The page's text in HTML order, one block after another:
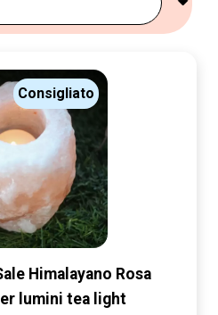
Consigliato
Himalayano Rosa
lumini tea light